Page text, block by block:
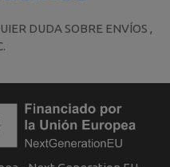
DUDA SOBRE ENVÍOS ,